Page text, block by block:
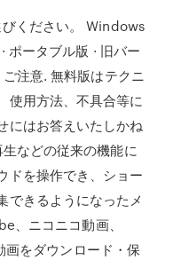
ください。 Windows
ポータブル版 · 旧バー
注意. 無料版はテクニ
使用方法、不具合等に
にはお答えいたしかね
などの従来の機能に
ドを操作でき、ショー
できるようになったメ
、ニコニコ動画、
をダウンロード・保